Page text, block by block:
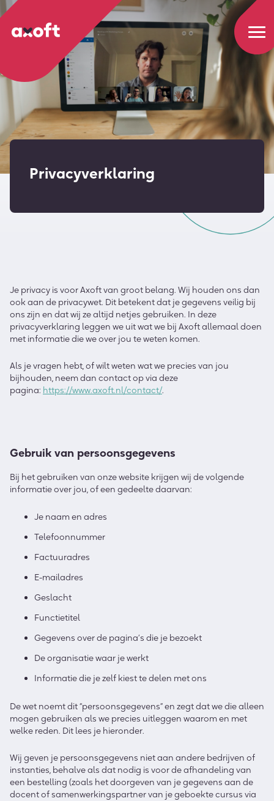
Privacyverklaring
Je privacy is voor Axoft van groot belang. Wij houden ons dan
ook aan de privacywet. Dit betekent dat je gegevens veilig bij
ons zijn en dat wij ze altijd netjes gebruiken. In deze
privacyverklaring leggen we uit wat we bij Axoft allemaal doen
met informatie die we over jou te weten komen.
Als je vragen hebt, of wilt weten wat we precies van jou
bijhouden, neem dan contact op via deze
pagina: https://www.axoft.nl/contact/.
Gebruik van persoonsgegevens
Bij het gebruiken van onze website krijgen wij de volgende
informatie over jou, of een gedeelte daarvan:
Je naam en adres
Telefoonnummer
Factuuradres
E-mailadres
Geslacht
Functietitel
Gegevens over de pagina’s die je bezoekt
De organisatie waar je werkt
Informatie die je zelf kiest te delen met ons
De wet noemt dit “persoonsgegevens” en zegt dat we die alleen
mogen gebruiken als we precies uitleggen waarom en met
welke reden. Dit lees je hieronder.
Wij geven je persoonsgegevens niet aan andere bedrijven of
instanties, behalve als dat nodig is voor de afhandeling van
een bestelling (zoals het doorgeven van je gegevens aan de
docent of samenwerkingspartner van je geboekte cursus via